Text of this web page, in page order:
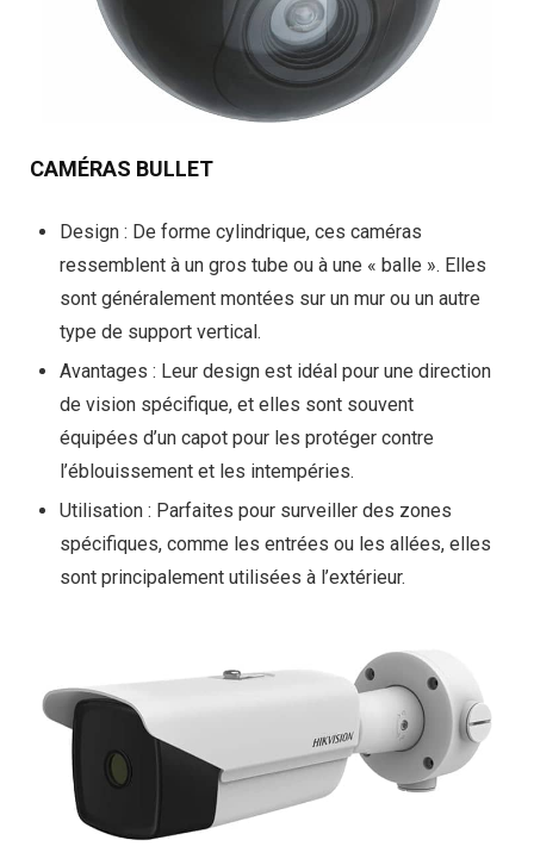
CAMÉRAS BULLET
Design : De forme cylindrique, ces caméras
ressemblent à un gros tube ou à une « balle ». Elles
sont généralement montées sur un mur ou un autre
type de support vertical.
Avantages : Leur design est idéal pour une direction
de vision spécifique, et elles sont souvent
équipées d’un capot pour les protéger contre
l’éblouissement et les intempéries.
Utilisation : Parfaites pour surveiller des zones
spécifiques, comme les entrées ou les allées, elles
sont principalement utilisées à l’extérieur.